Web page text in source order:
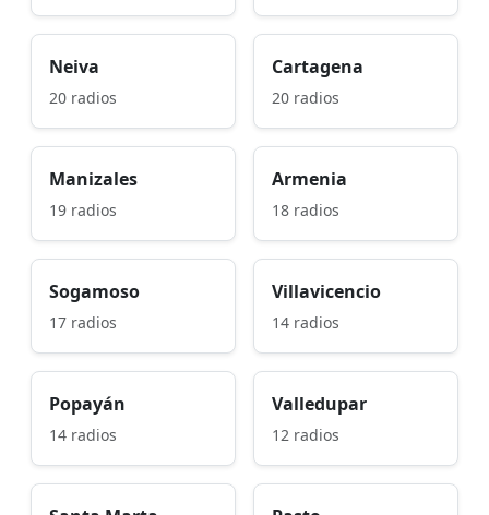
Neiva
20 radios
Cartagena
20 radios
Manizales
19 radios
Armenia
18 radios
Sogamoso
17 radios
Villavicencio
14 radios
Popayán
14 radios
Valledupar
12 radios